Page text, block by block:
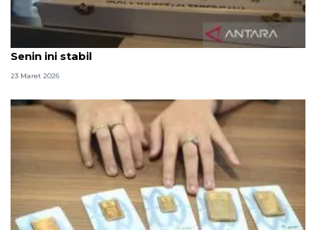
Harga emas UBS dan Galeri24 di Pegadaian pada
Senin ini stabil
23 Maret 2026